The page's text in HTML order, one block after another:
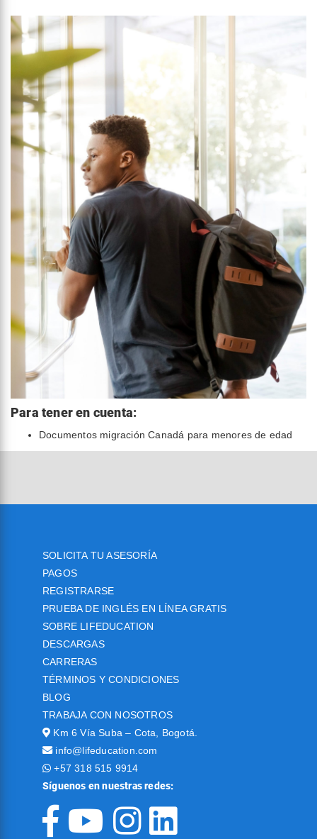
Para tener en cuenta:
Documentos migración Canadá para menores de edad
SOLICITA TU ASESORÍA
PAGOS
REGISTRARSE
PRUEBA DE INGLÉS EN LÍNEA GRATIS
SOBRE LIFEDUCATION
DESCARGAS
CARRERAS
TÉRMINOS Y CONDICIONES
BLOG
TRABAJA CON NOSOTROS
Km 6 Vía Suba – Cota, Bogotá.
info@lifeducation.com
+57 318 515 9914
Síguenos en nuestras redes: